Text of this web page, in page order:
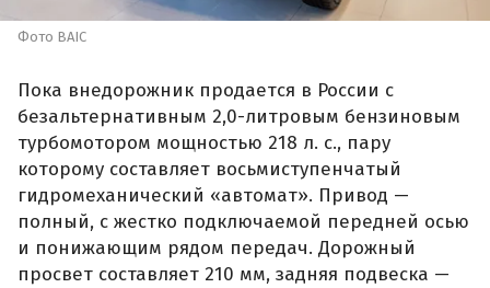
Фото BAIC
Пока внедорожник продается в России с
безальтернативным 2,0-литровым бензиновым
турбомотором мощностью 218 л. с., пару
которому составляет восьмиступенчатый
гидромеханический «автомат». Привод —
полный, с жестко подключаемой передней осью
и понижающим рядом передач. Дорожный
просвет составляет 210 мм, задняя подвеска —